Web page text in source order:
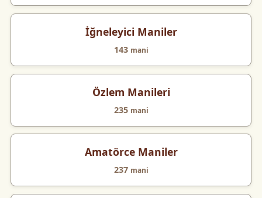
İğneleyici Maniler
143 mani
Özlem Manileri
235 mani
Amatörce Maniler
237 mani